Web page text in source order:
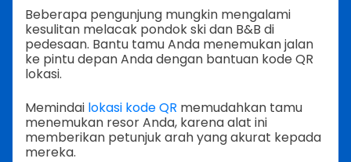
Beberapa pengunjung mungkin mengalami
kesulitan melacak pondok ski dan B&B di
pedesaan. Bantu tamu Anda menemukan jalan
ke pintu depan Anda dengan bantuan kode QR
lokasi.
Memindai lokasi kode QR memudahkan tamu
menemukan resor Anda, karena alat ini
memberikan petunjuk arah yang akurat kepada
mereka.